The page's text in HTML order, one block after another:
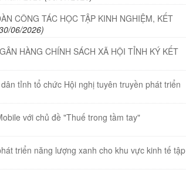
CÔNG TÁC HỌC TẬP KINH NGHIỆM, KẾT
06/2026)
HÀNG CHÍNH SÁCH XÃ HỘI TỈNH KÝ KẾT
tỉnh tổ chức Hội nghị tuyên truyền phát triển
với chủ đề "Thuế trong tầm tay"
triển năng lượng xanh cho khu vực kinh tế tập